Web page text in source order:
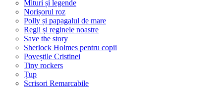
Mituri și legende
Norișorul roz
Polly și papagalul de mare
Regii și reginele noastre
Save the story
Sherlock Holmes pentru copii
Poveștile Cristinei
Tiny rockers
Țup
Scrisori Remarcabile